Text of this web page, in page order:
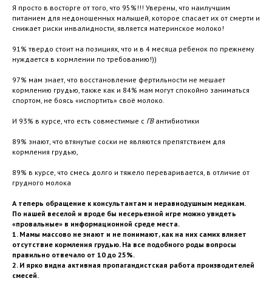
Я просто в восторге от того, что 95%!!! Уверены, что наилучшим
питанием для недоношенных малышей, которое спасает их от смерти и
снижает риски инвалидности, является материнское молоко!
91% твердо стоит на позициях, что и в 4 месяца ребенок по прежнему
нуждается в кормлении по требованию!))
97% мам знает, что восстановление фертильности не мешает
кормлению грудью, также как и 84% мам могут спокойно заниматься
спортом, не боясь «испортить» своё молоко.
И 93% в курсе, что есть совместимые с ГВантибиотики
89% знают, что втянутые соски не являются препятствием для
кормления грудью,
89% в курсе, что смесь долго и тяжело переваривается, в отличие от
грудного молока
А теперь обращение к консультантам и неравнодушным медикам.
По нашей веселой и вроде бы несерьезной игре можно увидеть
«провальные» в информационной среде места.
1. Мамы массово не знают и не понимают, как на них самих влияет
отсутствие кормления грудью. На все подобного роды вопросы
правильно отвечало от 10 до 25%.
2. И ярко видна активная пропагандистская работа производителей
смесей.